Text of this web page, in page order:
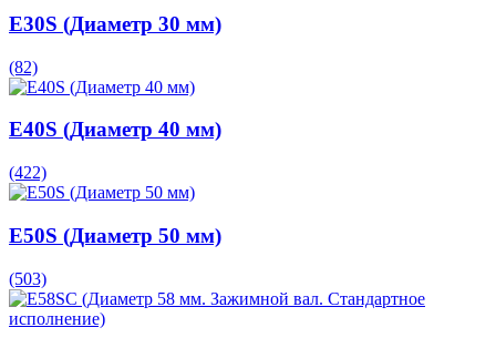
E30S (Диаметр 30 мм)
(82)
E40S (Диаметр 40 мм)
(422)
E50S (Диаметр 50 мм)
(503)